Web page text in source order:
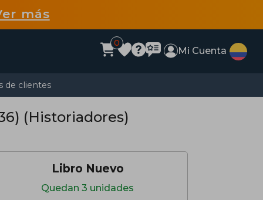
más
0
Mi Cuenta
de clientes
(Historiadores)
Libro Nuevo
Quedan 3 unidades